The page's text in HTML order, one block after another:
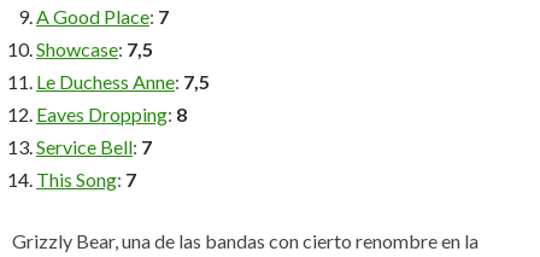
A Good Place: 7
Showcase: 7,5
Le Duchess Anne: 7,5
Eaves Dropping: 8
Service Bell: 7
This Song: 7
Grizzly Bear, una de las bandas con cierto renombre en la